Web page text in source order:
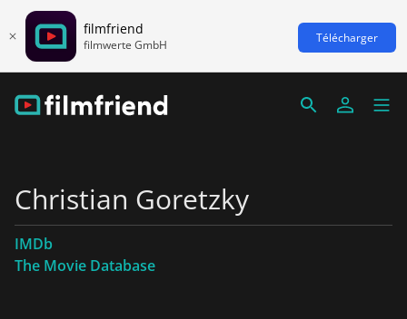
filmfriend
filmwerte GmbH Télécharger
Christian Goretzky
IMDb
The Movie Database